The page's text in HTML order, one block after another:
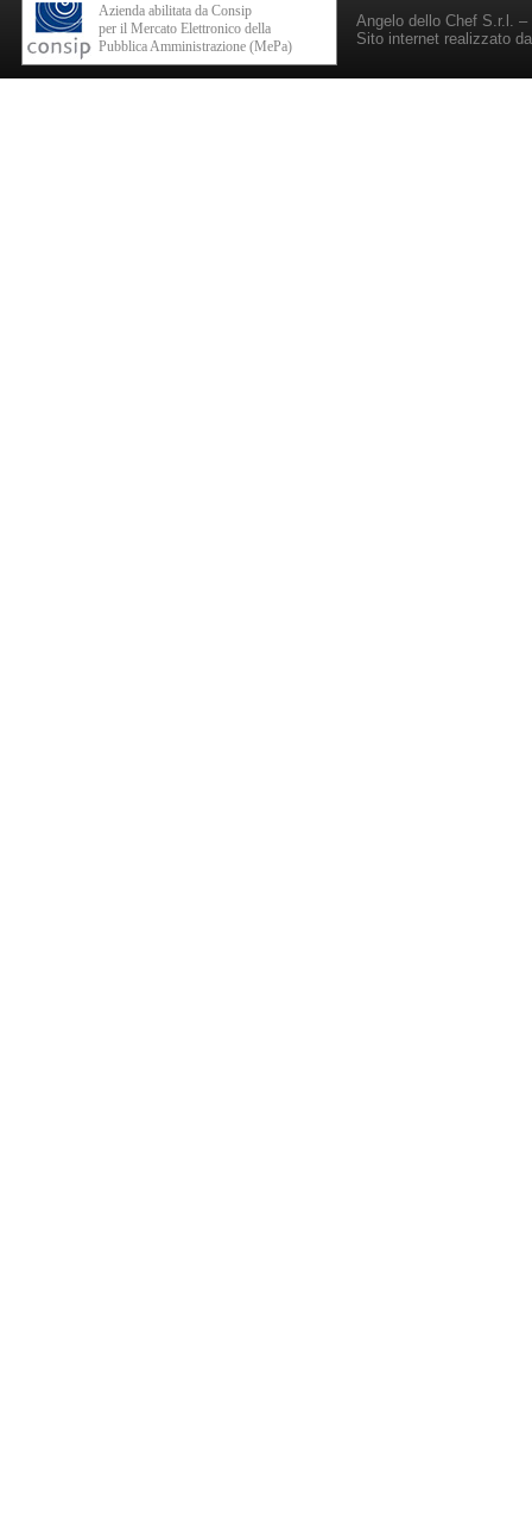
Azienda abilitata da Consip
per il Mercato Elettronico della
Pubblica Amministrazione (MePa)
Angelo dello Chef S.r.l. –
Sito internet realizzato